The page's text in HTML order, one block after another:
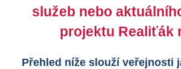
služeb nebo
projektu Realiťák
Přehled níže slouží veřejnosti